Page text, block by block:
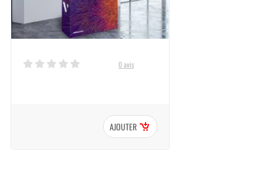
0 avis
AJOUTER